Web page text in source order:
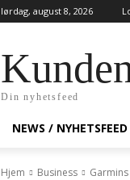
lørdag, august 8, 2026
Din nyhetsfeed
NEWS / NYHETSFEED
Hjem Business